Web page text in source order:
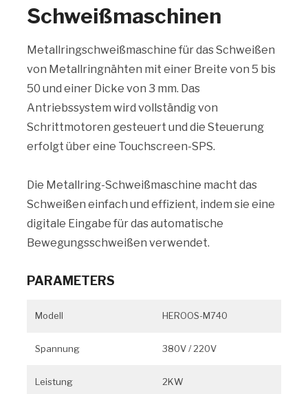
Schweißmaschinen
Metallringschweißmaschine für das Schweißen
von Metallringnähten mit einer Breite von 5 bis
50 und einer Dicke von 3 mm. Das
Antriebssystem wird vollständig von
Schrittmotoren gesteuert und die Steuerung
erfolgt über eine Touchscreen-SPS.
Die Metallring-Schweißmaschine macht das
Schweißen einfach und effizient, indem sie eine
digitale Eingabe für das automatische
Bewegungsschweißen verwendet.
PARAMETERS
Modell HEROOS-M740
Spannung 380V / 220V
Leistung 2KW